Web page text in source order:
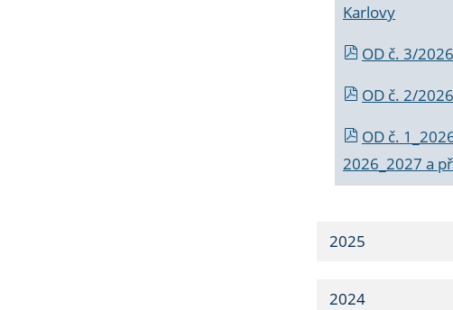
Karlovy
OD č. 3/
OD č. 2/
OD č.
2026_2027 a
2025
2024